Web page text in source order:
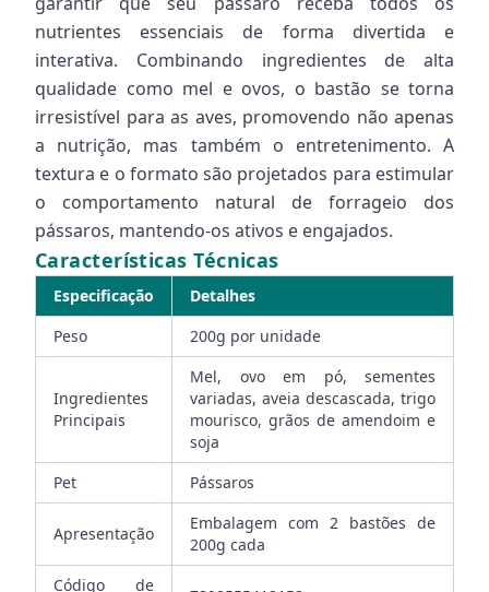
nutrientes essenciais de forma divertida e
interativa. Combinando ingredientes de alta
qualidade como mel e ovos, o bastão se torna
irresistível para as aves, promovendo não apenas
a nutrição, mas também o entretenimento. A
textura e o formato são projetados para estimular
o comportamento natural de forrageio dos
pássaros, mantendo-os ativos e engajados.
Características Técnicas
Especificação
Detalhes
Peso
200g por unidade
Ingredientes
Principais
Mel, ovo em pó, sementes
variadas, aveia descascada, trigo
mourisco, grãos de amendoim e
soja
Pet
Pássaros
Apresentação
Embalagem com 2 bastões de
200g cada
Código de